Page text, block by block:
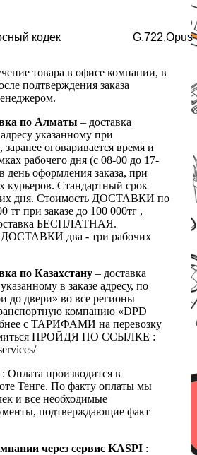
кодек G.722,Opus
товара в офисе компании, в
подтверждения заказа
по Алматы – доставка
указанному при
оговаривается время и
рабочего дня (с 08-00 до 17-
день оформления заказа, при
курьеров. Стандартный срок
дня. Стоимость ДОСТАВКИ по
тг при заказе до 100 000тг ,
БЕСПЛАТНАЯ.
ДОСТАВКИ два - три рабочих
по Казахстану – доставка
в заказе адресу, по
до двери» во все регионы
компанию «DPD
с ТАРИФАМИ на перевозку
ПРОЙДЯ ПО ССЫЛКЕ :
: Оплата производится в
Тенге. По факту оплаты мы
и все необходимые
подтверждающие факт
через сервис KASPI :